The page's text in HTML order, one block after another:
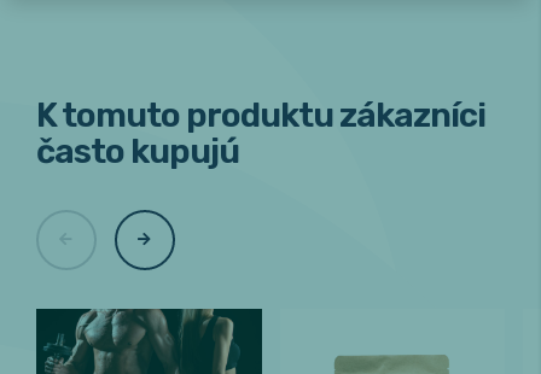
K tomuto produktu zákazníci
často kupujú